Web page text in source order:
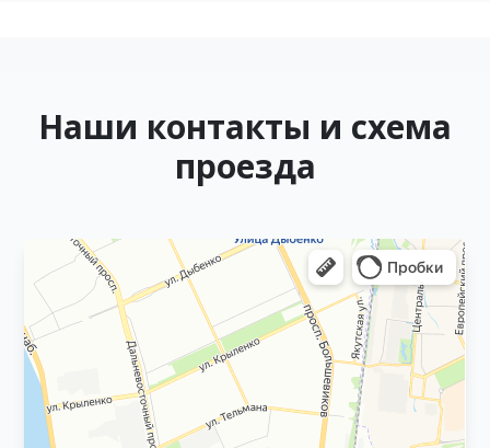
Наши контакты и схема
проезда